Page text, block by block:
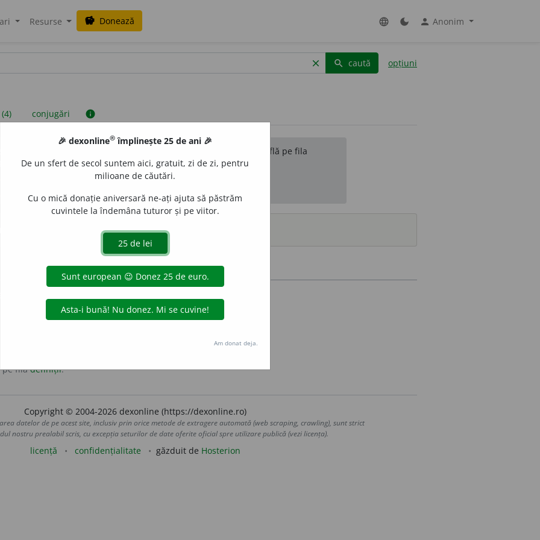
Resurse savings Donează language dark_mode person Anonim
clear search caută opțiuni
conjugări info
sunt compilate de echipa dexonline. Definițiile originale se află pe fila
reordona filele pe pagina depreferințe.
surse
pe filadefiniții.
Copyright © 2004-2026 dexonline (https://dexonline.ro)
datelor de pe acest site, inclusiv prin orice metode de extragere automată (web scraping, crawling), sunt strict
nostru prealabil scris, cu excepția seturilor de date oferite oficial spre utilizare publică (vezi licența).
licență confidențialitate găzduit de Hosterion
🎉 dexonline® împlinește 25 de ani 🎉
De un sfert de secol suntem aici, gratuit, zi de zi, pentru
milioane de căutări.
Cu o mică donație aniversară ne-ați ajuta să păstrăm
cuvintele la îndemâna tuturor și pe viitor.
Am donat deja.